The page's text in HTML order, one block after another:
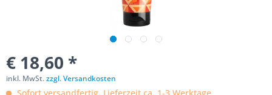
€ 18,60 *
inkl. MwSt.zzgl. Versandkosten